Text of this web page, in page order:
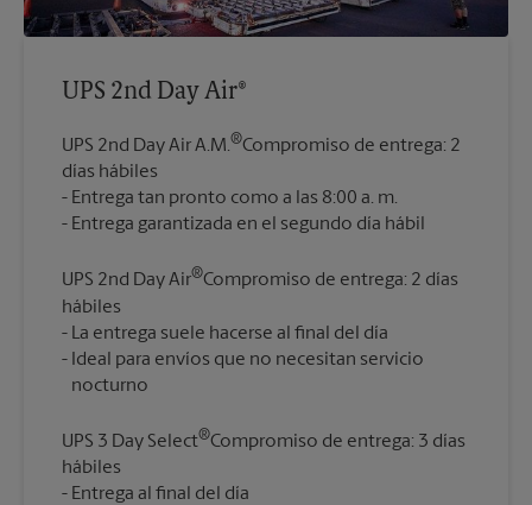
UPS 2nd Day Air®
UPS 2nd Day Air A.M.®Compromiso de entrega: 2
días hábiles
Entrega tan pronto como a las 8:00 a. m.
UPS 2nd Day Air®Compromiso de entrega: 2 días
hábiles
La entrega suele hacerse al final del día
Ideal para envíos que no necesitan servicio
UPS 3 Day Select®Compromiso de entrega: 3 días
hábiles
Entrega al final del día